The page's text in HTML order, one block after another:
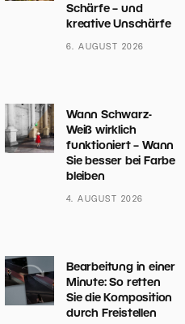
Schärfe – und
kreative Unschärfe
6. AUGUST 2026
Wann Schwarz-
Weiß wirklich
funktioniert – Wann
Sie besser bei Farbe
bleiben
4. AUGUST 2026
Bearbeitung in einer
Minute: So retten
Sie die Komposition
durch Freistellen